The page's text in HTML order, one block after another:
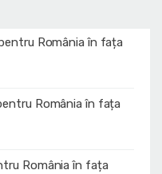
România în fața
România în fața
România în fața